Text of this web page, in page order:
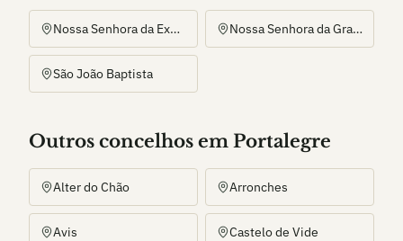
Nossa Senhora da Expectação Nossa Senhora da Graça dos Degolados
São João Baptista
Outros concelhos em Portalegre
Alter do Chão Arronches
Avis Castelo de Vide